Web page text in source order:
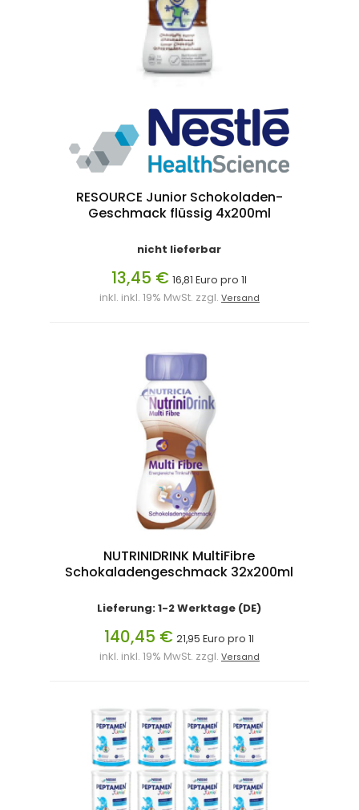
RESOURCE Junior Schokoladen-
Geschmack flüssig 4x200ml
nicht lieferbar
13,45 € 16,81 Euro pro 1l
inkl. inkl. 19% MwSt. zzgl. Versand
NUTRINIDRINK MultiFibre
Schokaladengeschmack 32x200ml
Lieferung: 1-2 Werktage (DE)
140,45 € 21,95 Euro pro 1l
inkl. inkl. 19% MwSt. zzgl. Versand